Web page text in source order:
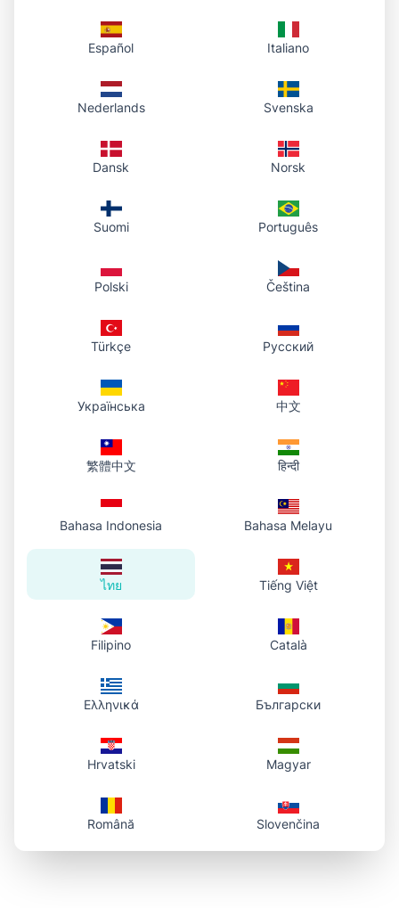
รูปแบบที่รองรับ: PDF, Word (.doc, .docx),
ลากวางหรือเลือกไฟล์; เมื่ออัปโหลดเสร็จจะแสดงลิงก์
HTTPS พร้อมคัดลอก
วางลิงก์ในอีเมล แชท หรือเอกสาร — ผู้รับเปิดใน
เบราว์เซอร์
เดิมหรือดาวน์โหลดต้นฉบับ
เฉพาะ PDF? ใช้หน้า «PDF เป็น URL» เพื่อขั้นตอนสั้น
Español Italiano
Nederlands Svenska
Dansk Norsk
Suomi Português
Polski Čeština
Türkçe Русский
Українська 中文
繁體中文 हिन्दी
Bahasa Indonesia Bahasa Melayu
ไทย Tiếng Việt
Filipino Català
Ελληνικά Български
Hrvatski Magyar
Română Slovenčina